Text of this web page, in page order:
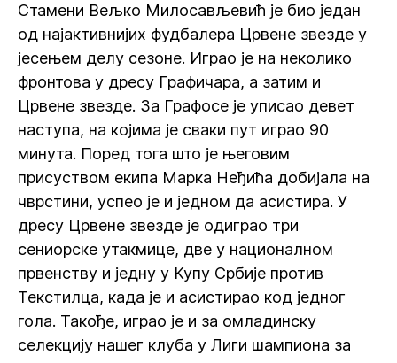
Стамени Вељко Милосављевић је био један
од најактивнијих фудбалера Црвене звезде у
јесењем делу сезоне. Играо је на неколико
фронтова у дресу Графичара, а затим и
Црвене звезде. За Графосе је уписао девет
наступа, на којима је сваки пут играо 90
минута. Поред тога што је његовим
присуством екипа Марка Неђића добијала на
чврстини, успео је и једном да асистира. У
дресу Црвене звезде је одиграо три
сениорске утакмице, две у националном
првенству и једну у Купу Србије против
Текстилца, када је и асистирао код једног
гола. Такође, играо је и за омладинску
селекцију нашег клуба у Лиги шампиона за